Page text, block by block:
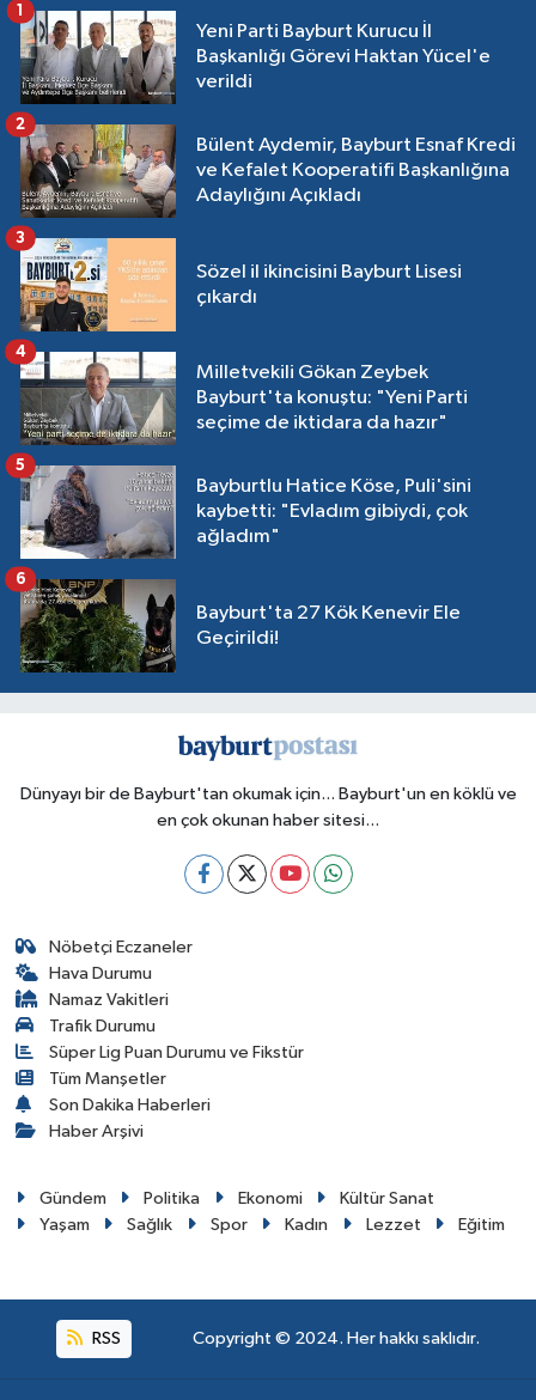
Yeni Parti Bayburt Kurucu İl
Başkanlığı Görevi Haktan Yücel'e
verildi
1
Bülent Aydemir, Bayburt Esnaf Kredi
ve Kefalet Kooperatifi Başkanlığına
Adaylığını Açıkladı
2
Sözel il ikincisini Bayburt Lisesi
çıkardı
3
Milletvekili Gökan Zeybek
Bayburt'ta konuştu: "Yeni Parti
seçime de iktidara da hazır"
4
Bayburtlu Hatice Köse, Puli'sini
kaybetti: "Evladım gibiydi, çok
ağladım"
5
Bayburt'ta 27 Kök Kenevir Ele
Geçirildi!
6
Dünyayı bir de Bayburt'tan okumak için... Bayburt'un en köklü ve
en çok okunan haber sitesi...
Nöbetçi Eczaneler
Hava Durumu
Namaz Vakitleri
Trafik Durumu
Süper Lig Puan Durumu ve Fikstür
Tüm Manşetler
Son Dakika Haberleri
Haber Arşivi
Gündem Politika Ekonomi
Kültür Sanat
Yaşam
Sağlık Spor Kadın Lezzet Eğitim
RSS Copyright © 2024. Her hakkı saklıdır.